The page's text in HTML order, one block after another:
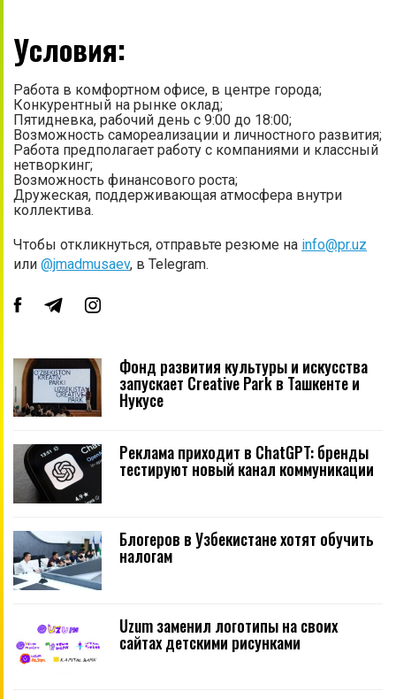
Условия:
Работа в комфортном офисе, в центре города;
Конкурентный на рынке оклад;
Пятидневка, рабочий день с 9:00 до 18:00;
Возможность самореализации и личностного развития;
Работа предполагает работу с компаниями и классный
нетворкинг;
Возможность финансового роста;
Дружеская, поддерживающая атмосфера внутри
коллектива.
Чтобы откликнуться, отправьте резюме на info@pr.uz
или @jmadmusaev, в Telegram.
Фонд развития культуры и искусства
запускает Creative Park в Ташкенте и
Нукусе
Реклама приходит в ChatGPT: бренды
тестируют новый канал коммуникации
Блогеров в Узбекистане хотят обучить
налогам
Uzum заменил логотипы на своих
сайтах детскими рисунками